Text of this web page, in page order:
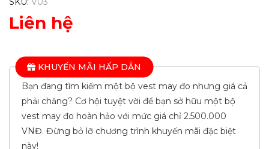
Liên hệ
KHUYẾN MÃI HẤP DẪN
Bạn đang tìm kiếm một bộ vest may đo nhưng giá cả
phải chăng? Cơ hội tuyệt vời để bạn sở hữu một bộ
vest may đo hoàn hảo với mức giá chỉ 2.500.000
VNĐ. Đừng bỏ lỡ chương trình khuyến mãi đặc biệt
này!